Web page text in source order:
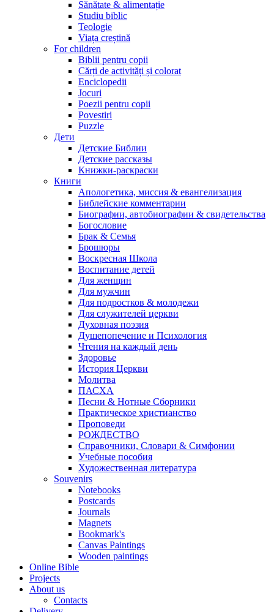
Sănătate & alimentație
Studiu biblic
Teologie
Viața creștină
For children
Biblii pentru copii
Cărți de activități și colorat
Enciclopedii
Jocuri
Poezii pentru copii
Povestiri
Puzzle
Дети
Детские Библии
Детские рассказы
Книжки-раскраски
Книги
Апологетика, миссия & евангелизация
Библейские комментарии
Биографии, автобиографии & свидетельства
Богословие
Брак & Семья
Брошюры
Воскресная Школа
Воспитание детей
Для женщин
Для мужчин
Для подростков & молодежи
Для служителей церкви
Духовная поэзия
Душепопечение и Психология
Чтения на каждый день
Здоровье
История Церкви
Молитва
ПАСХА
Песни & Нотные Сборники
Практическое христианство
Проповеди
РОЖДЕСТВО
Справочники, Словари & Симфонии
Учебные пособия
Художественная литература
Souvenirs
Notebooks
Postcards
Journals
Magnets
Bookmark's
Canvas Paintings
Wooden paintings
Online Bible
Projects
About us
Contacts